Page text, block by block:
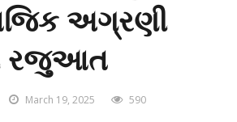
અગ્રણી
રજુઆત
March 19, 2025 590